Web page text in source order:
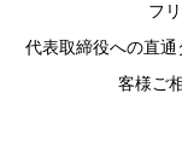
フ
代表取締役への直
客様ご